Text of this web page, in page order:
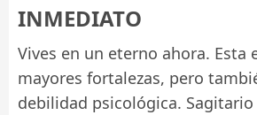
INMEDIATO
Vives en un eterno ahora. Esta
mayores fortalezas, pero
debilidad psicológica.